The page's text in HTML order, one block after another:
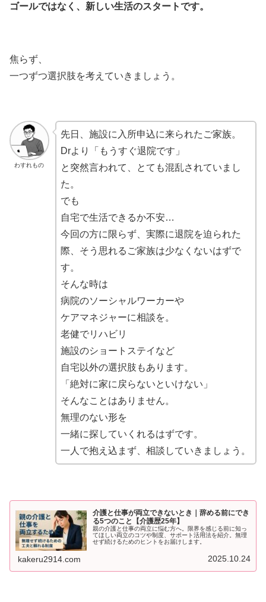
ゴールではなく、新しい生活のスタートです。
焦らず、
一つずつ選択肢を考えていきましょう。
わすれもの
先日、施設に入所申込に来られたご家族。
Drより「もうすぐ退院です」
と突然言われて、とても混乱されていまし
た。
でも
自宅で生活できるか不安…
今回の方に限らず、実際に退院を迫られた
際、そう思れるご家族は少なくないはずで
す。
そんな時は
病院のソーシャルワーカーや
ケアマネジャーに相談を。
老健でリハビリ
施設のショートステイなど
自宅以外の選択肢もあります。
「絶対に家に戻らないといけない」
そんなことはありません。
無理のない形を
一緒に探していくれるはずです。
一人で抱え込まず、相談していきましょう。
介護と仕事が両立できないとき｜辞める前にでき
る5つのこと【介護歴25年】
親の介護と仕事の両立に悩む方へ。限界を感じる前に知っ
てほしい両立のコツや制度、サポート活用法を紹介。無理
せず続けるためのヒントをお届けします。
kakeru2914.com 2025.10.24